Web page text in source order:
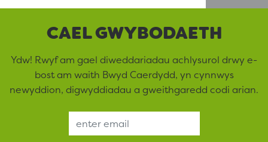
CAEL GWYBODAETH
Ydw! Rwyf am gael diweddariadau achlysurol drwy e-
bost am waith Bwyd Caerdydd, yn cynnwys
newyddion, digwyddiadau a gweithgaredd codi arian.